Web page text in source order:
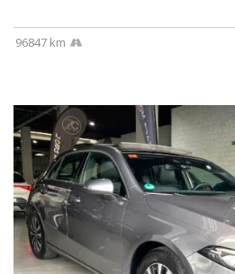
96847 km